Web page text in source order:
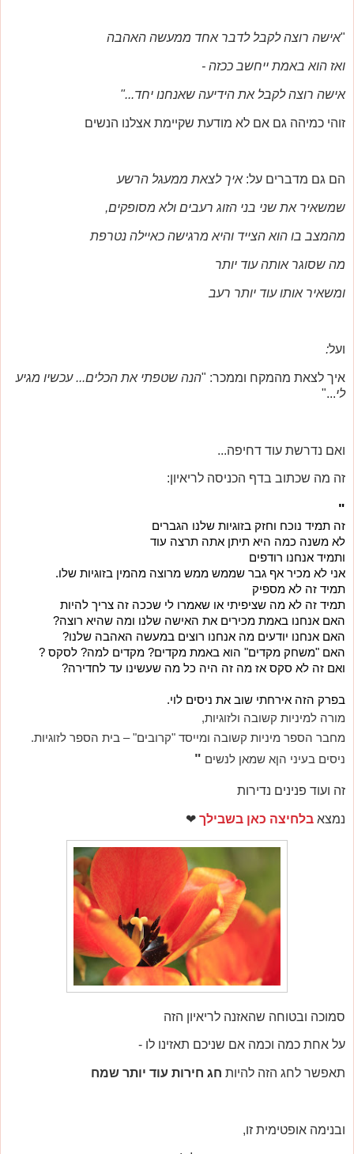
"אישה רוצה לקבל לדבר אחד ממעשה האהבה
ואז הוא באמת ייחשב ככזה -
אישה רוצה לקבל את הידיעה שאנחנו יחד..."
זוהי כמיהה גם אם לא מודעת שקיימת אצלנו הנשים
הם גם מדברים על:איך לצאת ממעגל הרשע
שמשאיר את שני בני הזוג רעבים ולא מסופקים,
מהמצב בו הוא הצייד והיא מרגישה כאיילה נטרפת
מה שסוגר אותה עוד יותר
ומשאיר אותו עוד יותר רעב
ועל:
איך לצאת מהמקח וממכר: "הנה שטפתי את הכלים... עכשיו מגיע
לי..."
ואם נדרשת עוד דחיפה...
זה מה שכתוב בדף הכניסה לריאיון:
"
זה תמיד נוכח וחזק בזוגיות שלנו הגברים
לא משנה כמה היא תיתן אתה תרצה עוד
ותמיד אנחנו רודפים
אני לא מכיר אף גבר שממש ממש מרוצה מהמין בזוגיות שלו.
תמיד זה לא מספיק
תמיד זה לא מה שציפיתי או שאמרו לי שככה זה צריך להיות
האם אנחנו באמת מכירים את האישה שלנו ומה שהיא רוצה?
האם אנחנו יודעים מה אנחנו רוצים במעשה האהבה שלנו?
האם "משחק מקדים" הוא באמת מקדים? מקדים למה? לסקס ?
ואם זה לא סקס אז מה זה היה כל מה שעשינו עד לחדירה?
בפרק הזה אירחתי שוב את ניסים לוי.
מורה למיניות קשובה ולזוגיות,
מחבר הספר מיניות קשובה ומייסד "קרובים" – בית הספר לזוגיות.
ניסים בעיני הןא שמאן לנשים "
זה ועוד פנינים נדירות
נמצא בלחיצה כאן בשבילך ❤
סמוכה ובטוחה שהאזנה לריאיון הזה
על אחת כמה וכמה אם שניכם תאזינו לו -
תאפשר לחג הזה להיות חג חירות עוד יותר שמח
ובנימה אופטימית זו,